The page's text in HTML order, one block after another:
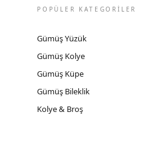
POPÜLER KATEGORİLER
Gümüş Yüzük
Gümüş Kolye
Gümüş Küpe
Gümüş Bileklik
Kolye & Broş